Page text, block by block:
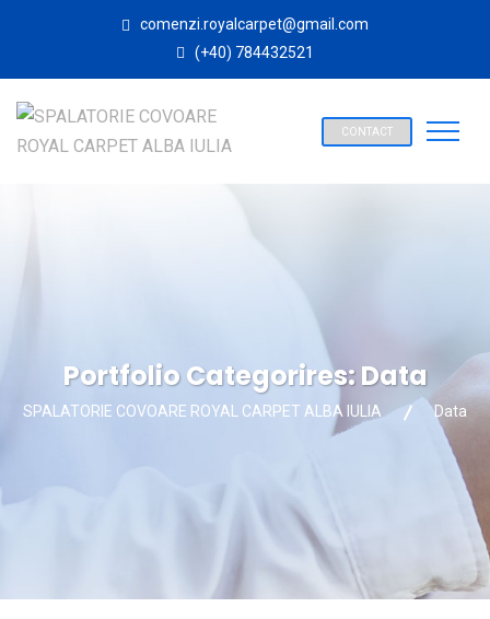
comenzi.royalcarpet@gmail.com
(+40) 784432521
CONTACT
Portfolio Categorires:Data
SPALATORIE COVOARE ROYAL CARPET ALBA IULIA Data